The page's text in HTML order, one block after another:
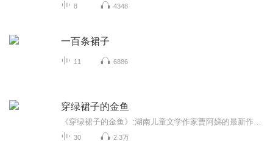
8 4348
一百条裙子
11 6886
穿绿裙子的金鱼
30 2.3万